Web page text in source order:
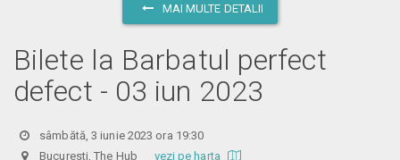
MAI MULTE DETALII
Bilete la Barbatul perfect
defect - 03 iun 2023
sâmbătă, 3 iunie 2023 ora 19:30
Bucuresti, The Hub vezi pe harta